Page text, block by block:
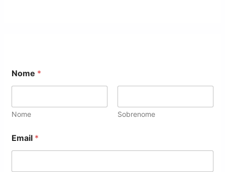
Nome *
Nome Sobrenome
E
m
Email *